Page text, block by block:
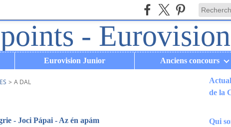
Eurovision Junior Anciens concours
> A DAL
- Joci Pápai - Az én apám
de la
Qui